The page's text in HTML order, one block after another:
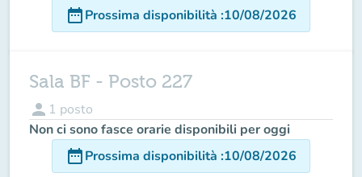
date_rangeProssima disponibilità :10/08/2026
Sala BF - Posto 227
person 1 posto
Non ci sono fasce orarie disponibili per oggi
date_rangeProssima disponibilità :10/08/2026